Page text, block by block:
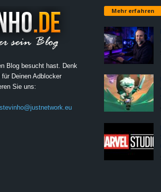
Blog besucht hast. Denk
Deinen Adblocker
Sie uns:
stevinho@justnetwork.eu
Mehr erfahren